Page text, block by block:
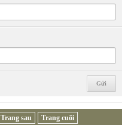
Trang sau Trang cuối